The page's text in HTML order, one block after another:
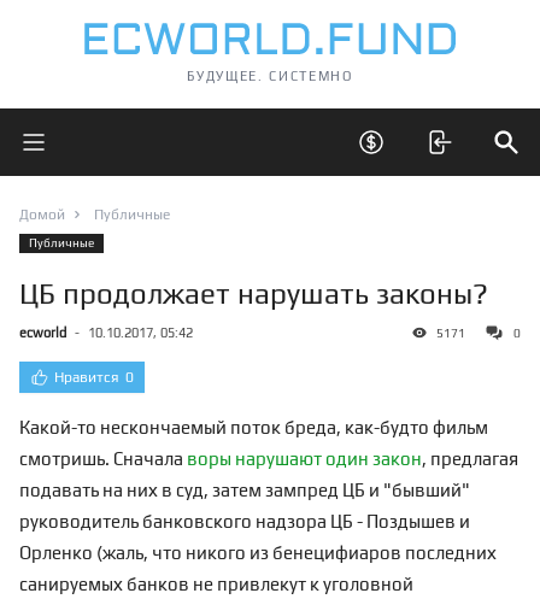
БУДУЩЕЕ. СИСТЕМНО
Открыть главное меню Открыть скрытые
Домой Публичные
Публичные
ЦБ продолжает нарушать законы?
ecworld - 10.10.2017, 05:42 5171 0
Нравится 0
Какой-то нескончаемый поток бреда, как-будто фильм
смотришь. Сначала воры нарушают один закон, предлагая
подавать на них в суд, затем зампред ЦБ и "бывший"
руководитель банковского надзора ЦБ - Поздышев и
Орленко (жаль, что никого из бенецифиаров последних
санируемых банков не привлекут к уголовной